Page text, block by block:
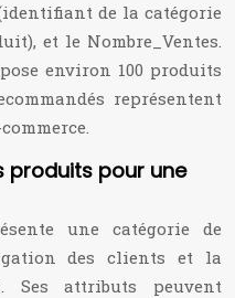
de la catégorie
et le Nombre_Ventes.
environ 100 produits
représentent
produits pour une
une catégorie de
des clients et la
Ses attributs peuvent